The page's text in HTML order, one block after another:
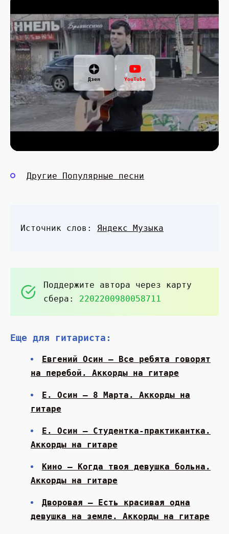
Дзен YouTube
Другие Популярные песни
Источник слов: Яндекс Музыка
Поддержите автора через карту
сбера: 2202200980058711
Еще для гитариста:
Евгений Осин — Все ребята говорят
на перебой. Аккорды на гитаре
Е. Осин — 8 Марта. Аккорды на
гитаре
Е. Осин — Студентка-практикантка.
Аккорды на гитаре
Кино — Когда твоя девушка больна.
Аккорды на гитаре
Дворовая — Есть красивая одна
девушка на земле. Аккорды на гитаре